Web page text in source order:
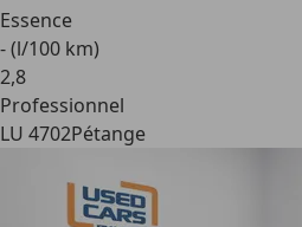
Essence
- (l/100 km)
2,8
Professionnel
LU 4702Pétange